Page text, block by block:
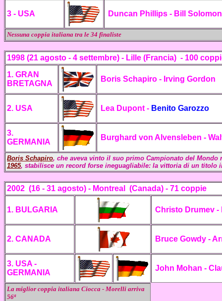
3 - USA Duncan Phillips - Bill Solomon
Nessuna coppia italiana tra le 34 finaliste
1998 (21 agosto - 4 settembre) - Lille (Francia) - 100
1. GRAN
BRETAGNA
Boris Schapiro - Irving Gordon
2. USA Lea Dupont - Benito Garozzo
3.
GERMANIA
Burghard von Alvensleben -
Boris Schapiro, che aveva vinto il suo primo Campionato del
1965, stabilisce un record forse ineguagliabile: la vittoria di un titolo
2002 (16 - 31 agosto) - Montreal (Canada) - 71 coppie
1. BULGARIA Christo Drumev -
2. CANADA Bruce Gowdy -
3. USA -
GERMANIA
John Mohan -
La miglior coppia italiana Ciocca - Morelli arriva
56ª